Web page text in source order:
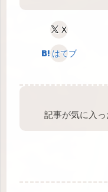
X
はてブ
記事が気に入